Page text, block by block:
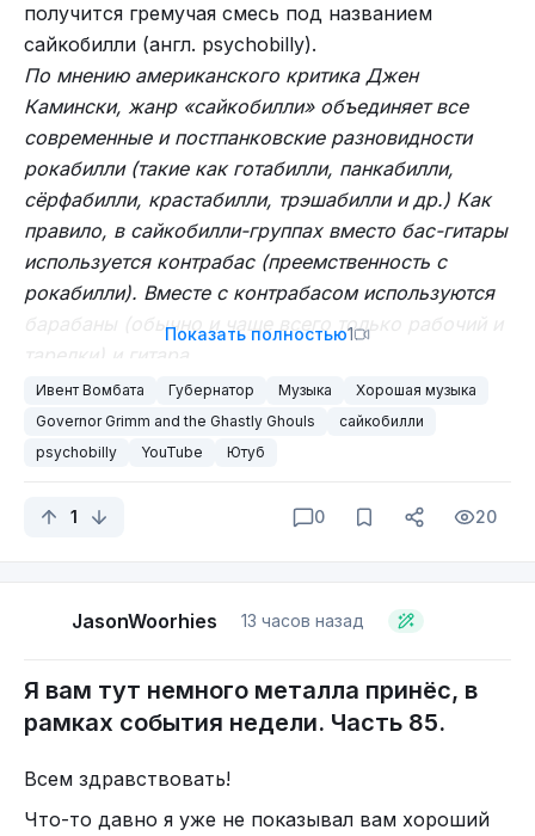
P.S. Для удобства название этого проекта
сократили до “BlackUrth“
P.P.S. Альбом очень разнообразен в музыкальном
плане, поэтому рекомендую послушать его
полностью.
получится гремучая смесь под названием
сайкобилли (англ. psychobilly).
По мнению американского критика Джен
Камински, жанр «сайкобилли» объединяет все
современные и постпанковские разновидности
рокабилли (такие как готабилли, панкабилли,
сёрфабилли, крастабилли, трэшабилли и др.) Как
правило, в сайкобилли-группах вместо бас-гитары
используется контрабас (преемственность с
рокабилли). Вместе с контрабасом используются
барабаны (обычно и чаще всего только рабочий и
Ну что? Надевайте ваши танцевальные ботинки,
а девчата туфли и платья, выходим на танцпол.
Сегодня у нас в гостях ВИА с лаконичным
Ghouls”.
коллектива даже не подозревают.
Показать полностью1
Ивент Вомбата Губернатор Музыка
Хорошая музыка
Governor Grimm and the Ghastly Ghouls
сайкобилли
psychobilly
YouTube Ютуб
1 0 20
JasonWoorhies 13 часов назад
Я вам тут немного металла принёс, в
рамках события недели. Часть 85.
Всем здравствовать!
Что-то давно я уже не показывал вам хороший